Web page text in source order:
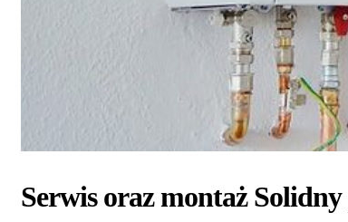
Serwis oraz montaż